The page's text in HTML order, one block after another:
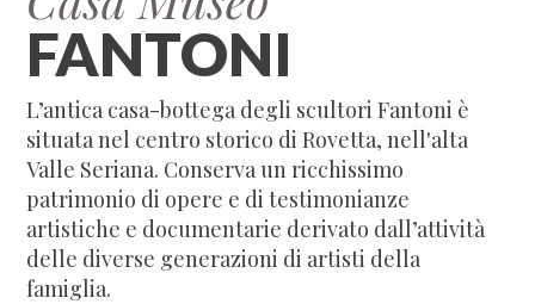
FANTONI
L’antica casa-bottega degli scultori Fantoni è
situata nel centro storico di Rovetta, nell'alta
Valle Seriana. Conserva un ricchissimo
patrimonio di opere e di testimonianze
artistiche e documentarie derivato dall’attività
delle diverse generazioni di artisti della
famiglia.